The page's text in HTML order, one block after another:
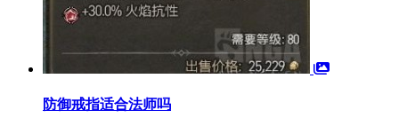
防御戒指适合法师吗